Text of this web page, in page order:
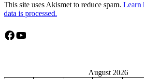
This site uses Akismet to reduce spam. Learn
data is processed.
Facebook
YouTube
August 2026